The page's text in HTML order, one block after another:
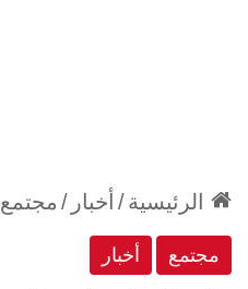
الرئيسية/ أخبار / مجتمع
مجتمع أخبار